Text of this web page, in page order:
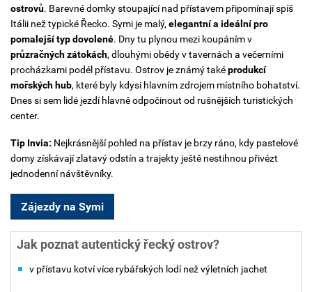
ostrovů. Barevné domky stoupající nad přístavem připomínají spíš
Itálii než typické Řecko. Symi je malý, elegantní a ideální pro
pomalejší typ dovolené. Dny tu plynou mezi koupáním v
průzračných zátokách, dlouhými obědy v tavernách a večerními
procházkami podél přístavu. Ostrov je známý taképrodukcí
mořských hub, které byly kdysi hlavním zdrojem místního bohatství.
Dnes si sem lidé jezdí hlavně odpočinout od rušnějších turistických
center.
Tip Invia: Nejkrásnější pohled na přístav je brzy ráno, kdy pastelové
domy získávají zlatavý odstín a trajekty ještě nestihnou přivézt
jednodenní návštěvníky.
Zájezdy na Symi
Jak poznat autentický řecký ostrov?
v přístavu kotví více rybářských lodí než výletních jachet